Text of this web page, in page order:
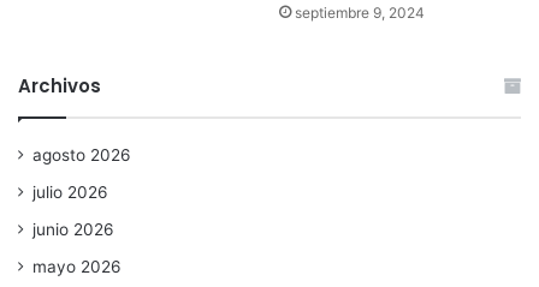
septiembre 9, 2024
Archivos
agosto 2026
julio 2026
junio 2026
mayo 2026